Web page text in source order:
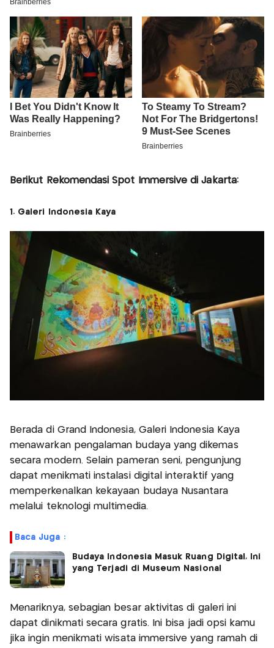
Berikut Rekomendasi Spot Immersive di Jakarta:
1. Galeri Indonesia Kaya
Berada di Grand Indonesia, Galeri Indonesia Kaya
menawarkan pengalaman budaya yang dikemas
secara modern. Selain pameran seni, pengunjung
dapat menikmati instalasi digital interaktif yang
memperkenalkan kekayaan budaya Nusantara
melalui teknologi multimedia.
Baca Juga :
Budaya Indonesia Masuk Ruang Digital, Ini
yang Terjadi di Museum Nasional
Menariknya, sebagian besar aktivitas di galeri ini
dapat dinikmati secara gratis. Ini bisa jadi opsi kamu
jika ingin menikmati wisata immersive yang ramah di